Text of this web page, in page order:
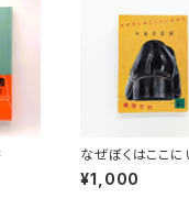
なぜぼくはここに
か（講談社文庫）
¥1,000